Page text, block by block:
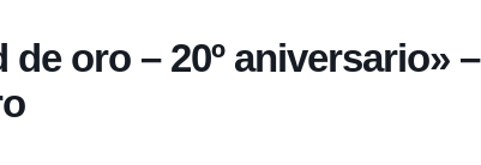
oro – 20º aniversario» –